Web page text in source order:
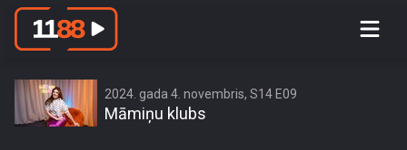
Nebeidzamas zīdaiņa raudas – kādi ir
2024. gada 4. novembris, S14 E09
Māmiņu klubs